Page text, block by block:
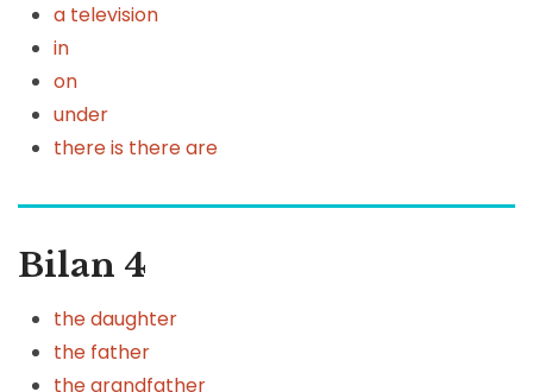
a television
in
on
under
there is there are
Bilan 4
the daughter
the father
the grandfather